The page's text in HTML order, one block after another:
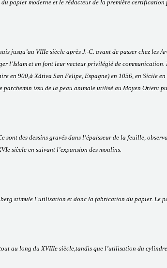
papier moderne et le rédacteur de la première
jusqu’au VIIIe siècle après J.-C. avant de passer chez les
l’Islam et en font leur vecteur privilégié de communication.
en 900,à Xàtiva San Felipe, Espagne) en 1056, en Sicile
parchemin issu de la peau animale utilisé au Moyen Orient
sont des dessins gravés dans l’épaisseur de la feuille,
siècle en suivant l’expansion des moulins.
stimule l’utilisation et donc la fabrication du papier. Le
au long du XVIIIe siècle,tandis que l’utilisation du